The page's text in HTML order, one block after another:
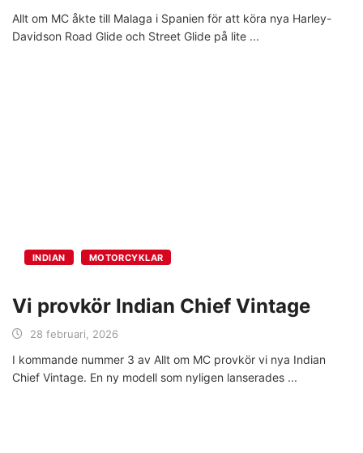
Allt om MC åkte till Malaga i Spanien för att köra nya Harley-
Davidson Road Glide och Street Glide på lite
INDIAN MOTORCYKLAR
Vi provkör Indian Chief Vintage
28 februari, 2026
I kommande nummer 3 av Allt om MC provkör vi nya Indian
Chief Vintage. En ny modell som nyligen lanserades